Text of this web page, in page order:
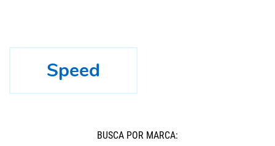
Speed
BUSCÁ POR MARCA: